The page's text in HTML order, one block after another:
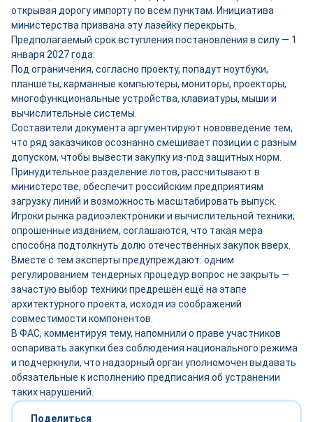
открывая дорогу импорту по всем пунктам. Инициатива
министерства призвана эту лазейку перекрыть.
Предполагаемый срок вступления постановления в силу — 1
января 2027 года.
Под ограничения, согласно проекту, попадут ноутбуки,
планшеты, карманные компьютеры, мониторы, проекторы,
многофункциональные устройства, клавиатуры, мыши и
вычислительные системы.
Составители документа аргументируют нововведение тем,
что ряд заказчиков осознанно смешивает позиции с разным
допуском, чтобы вывести закупку из-под защитных норм.
Принудительное разделение лотов, рассчитывают в
министерстве, обеспечит российским предприятиям
загрузку линий и возможность масштабировать выпуск.
Игроки рынка радиоэлектроники и вычислительной техники,
опрошенные изданием, соглашаются, что такая мера
способна подтолкнуть долю отечественных закупок вверх.
Вместе с тем эксперты предупреждают: одним
регулированием тендерных процедур вопрос не закрыть —
зачастую выбор техники предрешён ещё на этапе
архитектурного проекта, исходя из соображений
совместимости компонентов.
В ФАС, комментируя тему, напомнили о праве участников
оспаривать закупки без соблюдения национального режима
и подчеркнули, что надзорный орган уполномочен выдавать
обязательные к исполнению предписания об устранении
таких нарушений.
Поделиться